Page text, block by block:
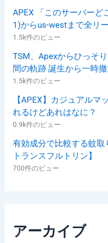
APEX 「このサーバーど
1)からus-westまで全リ
1.5k件のビュー
TSM、Apexからひっそ
間の軌跡 誕生から一時
1.5k件のビュー
【APEX】カジュアルマ
れるけどあれはなに？
0.9k件のビュー
有効成分で比較する蚊
トランスフルトリン】
700件のビュー
アーカイブ